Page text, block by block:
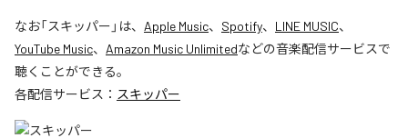
なお「スキッパー 」は、 Apple Music、 Spotify、 LINE MUSIC、
YouTube Music、 Amazon Music Unlimitedなどの音楽配信サービスで
聴くことができる。
各配信サービス： スキッパー